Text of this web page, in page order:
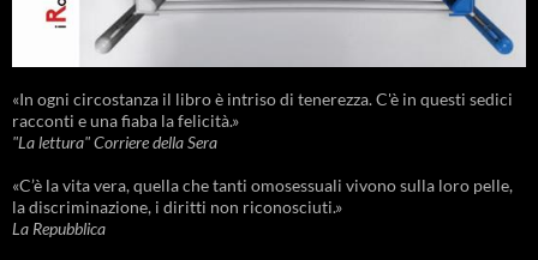
«In ogni circostanza il libro è intriso di tenerezza. C'è in questi sedici
racconti e una fiaba la felicità.»
"La lettura" Corriere della Sera
«C’è la vita vera, quella che tanti omosessuali vivono sulla loro pelle,
la discriminazione, i diritti non riconosciuti.»
La Repubblica